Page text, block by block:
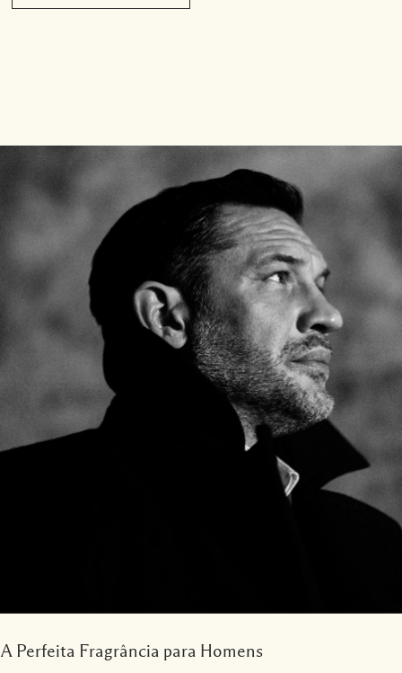
A Perfeita Fragrância para Homens